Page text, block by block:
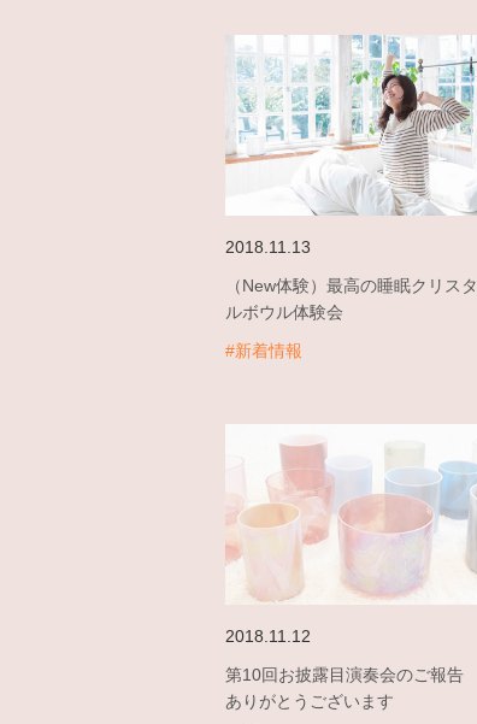
2018.11.13
（New体験）最高の睡眠クリスタ
ルボウル体験会
#新着情報
2018.11.12
第10回お披露目演奏会のご報告
ありがとうございます